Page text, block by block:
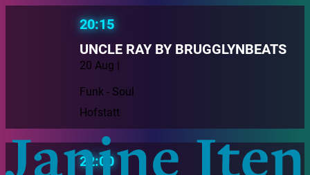
20:15
UNCLE RAY BY BRUGGLYNBEATS
20 Aug |
Funk - Soul
Hofstatt
22:00